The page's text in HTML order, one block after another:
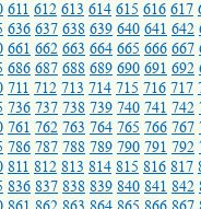
611 612 613 614 615 616 617
636 637 638 639 640 641 642
661 662 663 664 665 666 667
686 687 688 689 690 691 692
711 712 713 714 715 716 717
736 737 738 739 740 741 742
761 762 763 764 765 766 767
786 787 788 789 790 791 792
811 812 813 814 815 816 817
836 837 838 839 840 841 842